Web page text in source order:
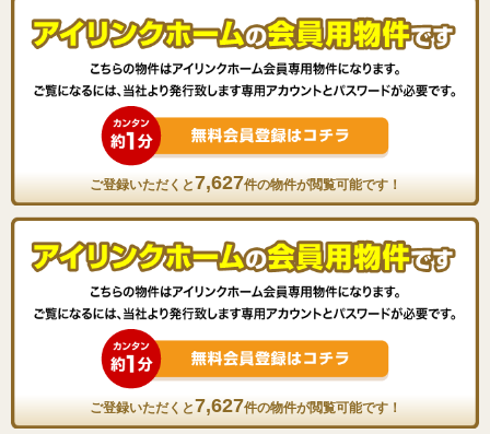
ご登録いただくと7,627件の物件が閲覧可能です！
ご登録いただくと7,627件の物件が閲覧可能です！